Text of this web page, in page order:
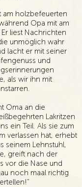
am holzbefeuerten
Opa mit am
liest Nachrichten
unmöglich wahr
lacht er mit seiner
und
als wir ihn mit
Oma an die
Lakritzen
ein Teil. Als sie zum
verlassen hat, erhebt
seinem Lehnstuhl,
greift nach der
vor die Nase und
noch maal richtig